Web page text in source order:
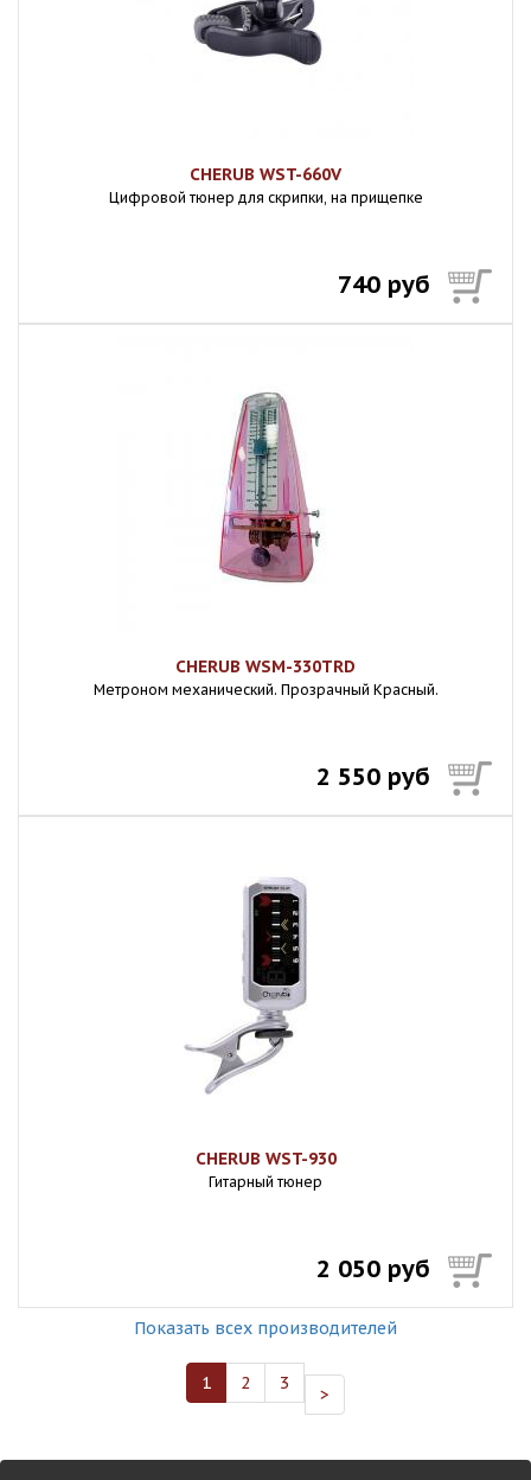
CHERUB WST-660V
Цифровой тюнер для скрипки, на прищепке
740 руб
CHERUB WSM-330TRD
Метроном механический. Прозрачный Красный.
2 550 руб
CHERUB WST-930
Гитарный тюнер
2 050 руб
Показать всех производителей
1 2 3
>